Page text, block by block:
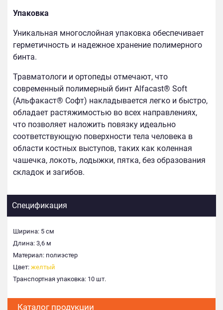
Каталог продукции
Упаковка
Уникальная многослойная упаковка обеспечивает
герметичность и надежное хранение полимерного
бинта.
Травматологи и ортопеды отмечают, что
современный полимерный бинт Alfacast® Soft
(Альфакаст® Софт) накладывается легко и быстро,
обладает растяжимостью во всех направлениях,
что позволяет наложить повязку идеально
соответствующую поверхности тела человека в
области костных выступов, таких как коленная
чашечка, локоть, лодыжки, пятка, без образования
складок и загибов.
Спецификация
Ширина: 5 см
Длина: 3,6 м
Материал: полиэстер
Цвет: желтый
Транспортная упаковка: 10 шт.